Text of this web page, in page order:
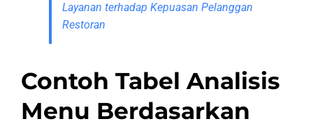
Layanan terhadap Kepuasan Pelanggan
Restoran
Contoh Tabel Analisis
Menu Berdasarkan